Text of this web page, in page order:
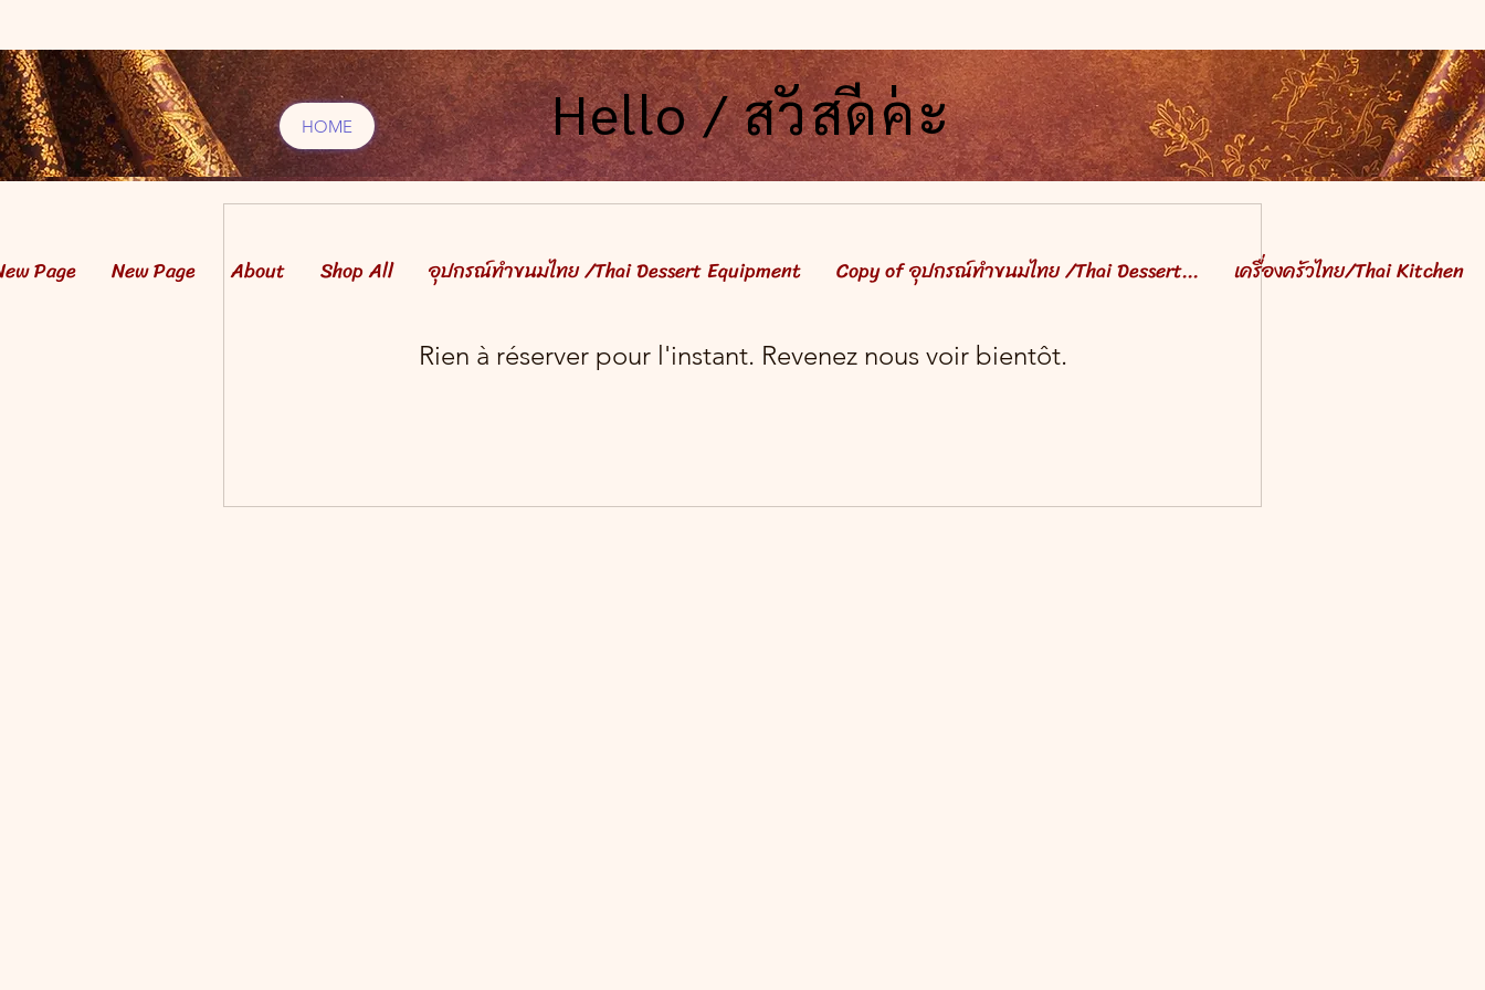
HOME Hello / สวัสดีค่ะ
Hello / สวัสดีค่ะ
Page New Page About Shop All อุปกรณ์ทำขนมไทย /Thai Dessert Equipment Copy of อุปกรณ์ทำขนมไทย /Thai Dessert... เครื่องครัวไทย/Thai Kitchen
Rien à réserver pour l'instant. Revenez nous voir bientôt.